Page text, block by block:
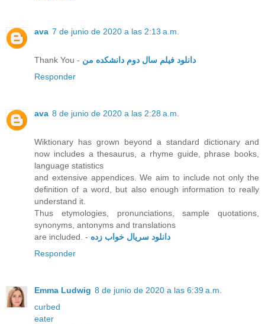
ava 7 de junio de 2020 a las 2:13 a.m.
Thank You - دانلود فیلم سال دوم دانشکده من
Responder
ava 8 de junio de 2020 a las 2:28 a.m.
Wiktionary has grown beyond a standard dictionary and
now includes a thesaurus, a rhyme guide, phrase books,
language statistics
and extensive appendices. We aim to include not only the
definition of a word, but also enough information to really
understand it.
Thus etymologies, pronunciations, sample quotations,
synonyms, antonyms and translations
are included. - دانلود سریال خواب زده
Responder
Emma Ludwig 8 de junio de 2020 a las 6:39 a.m.
curbed
eater